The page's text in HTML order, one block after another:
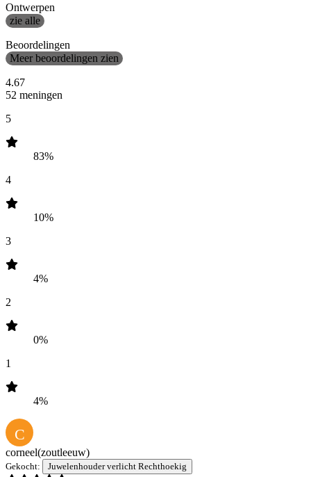
Ontwerpen
zie alle
Beoordelingen
Meer beoordelingen zien
4.67
52 meningen
5
83%
4
10%
3
4%
2
0%
1
4%
C
corneel(zoutleeuw)
Gekocht: Juwelenhouder verlicht Rechthoekig